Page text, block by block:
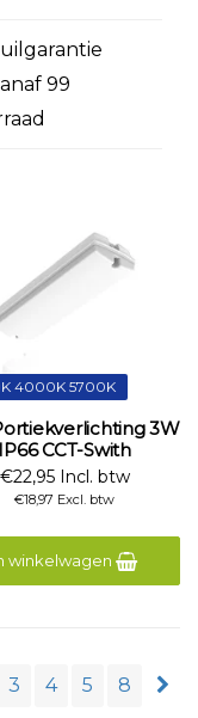
99
4000K 5700K
3W
IP66 CCT-Swith
€22,95 Incl. btw
€18,97 Excl. btw
winkelwagen
3 4 5
8